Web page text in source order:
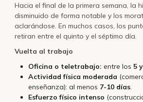
Hacia el final de la primera semana, la
disminuido de forma notable y los
aclarándose. En muchos casos, los
retiran entre el quinto y el séptimo día.
Vuelta al trabajo
Oficina o teletrabajo: entre los 5
Actividad física moderada
enseñanza): al menos 7-10 días.
Esfuerzo físico intenso